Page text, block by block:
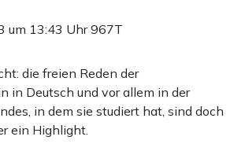
um 13:43 Uhr967T
die freien Reden der
in Deutsch und vor allem in der
in dem sie studiert hat, sind doch
ein Highlight.